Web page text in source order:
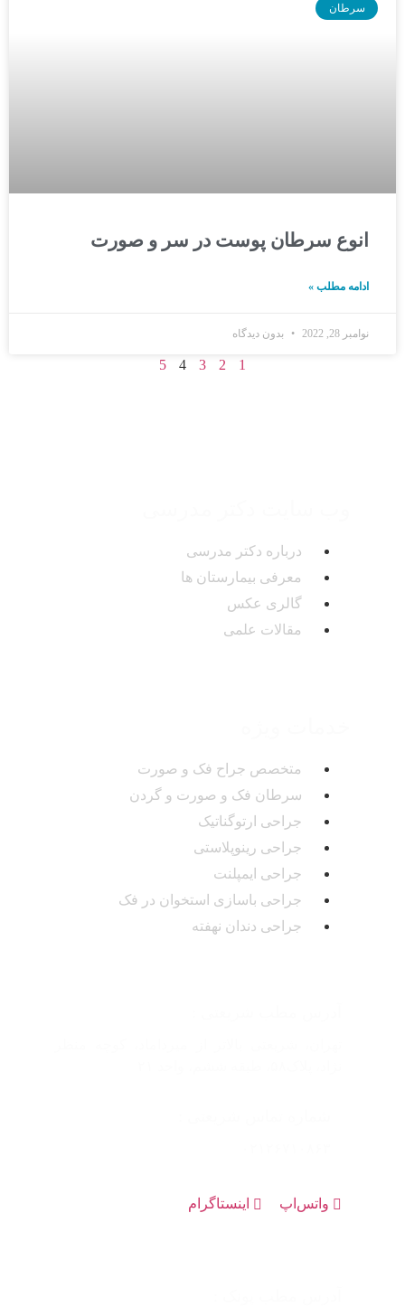
سرطان
انوع سرطان پوست در سر و صورت
ادامه مطلب »
نوامبر 28, 2022 بدون دیدگاه
1
2
3
4
5
درباره دکتر مدرسی
معرفی بیمارستان ها
گالری عکس
مقالات علمی
متخصص جراح فک و صورت
سرطان فک و صورت و گردن
جراحی ارتوگناتیک
جراحی رینوپلاستی
جراحی ایمپلنت
جراحی باسازی استخوان در فک
جراحی دندان نهفته
واتس‌اپ اینستاگرام